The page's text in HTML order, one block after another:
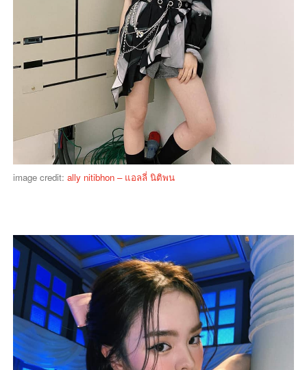
image credit: ally nitibhon – แอลลี่ นิติพน